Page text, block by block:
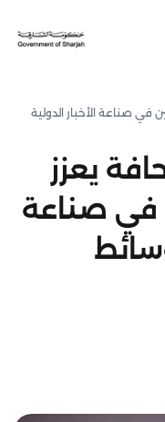
في صناعة الأخبار الدولية
يعزز
في صناعة